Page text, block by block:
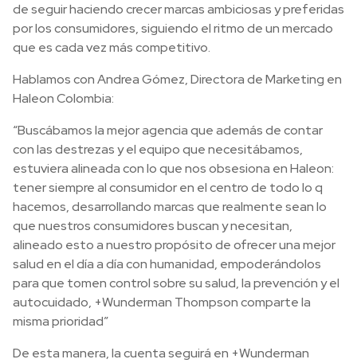
de seguir haciendo crecer marcas ambiciosas y preferidas
por los consumidores, siguiendo el ritmo de un mercado
que es cada vez más competitivo.
Hablamos con Andrea Gómez, Directora de Marketing en
Haleon Colombia:
“Buscábamos la mejor agencia que además de contar
con las destrezas y el equipo que necesitábamos,
estuviera alineada con lo que nos obsesiona en Haleon:
tener siempre al consumidor en el centro de todo lo q
hacemos, desarrollando marcas que realmente sean lo
que nuestros consumidores buscan y necesitan,
alineado esto a nuestro propósito de ofrecer una mejor
salud en el día a día con humanidad, empoderándolos
para que tomen control sobre su salud, la prevención y el
autocuidado, +Wunderman Thompson comparte la
misma prioridad”
De esta manera, la cuenta seguirá en +Wunderman